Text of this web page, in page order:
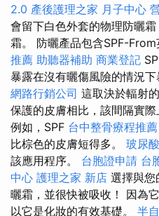
2.0 產後護理之家 月子中心
會留下白色外套的物理防曬
霜。 防曬產品包含SPF-From
推薦 助聽器補助 商業登記
暴露在沒有曬傷風險的情況下
網路行銷公司 這取決於輻射
保護的皮膚相比，該間隔實際
例如，SPF 台中整骨療程推薦
比棕色的皮膚短得多。 玻尿酸
該應用程序。 台胞證申請 台
中心 護理之家 新店 選擇與您
曬霜，並很快被吸收！ 因為
以它是化妝的有效基礎。 半